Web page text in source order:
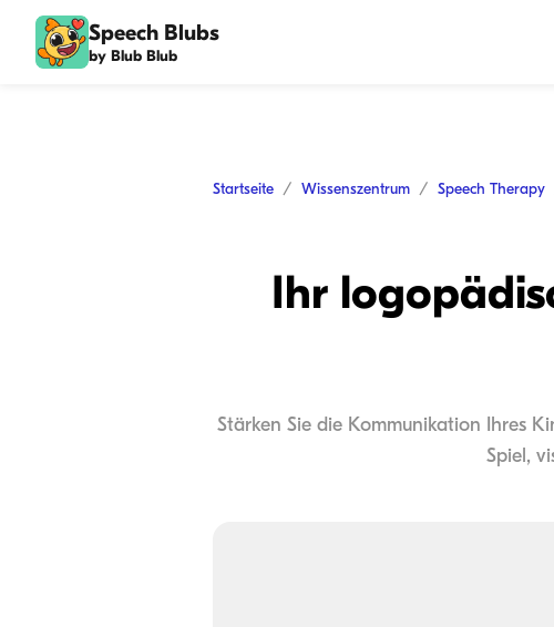
Speech Blubs
by Blub Blub
Startseite Wissenszentrum Speech Therapy
Ihr
Stärken Sie die Kommunikation Ihres
Spiel,